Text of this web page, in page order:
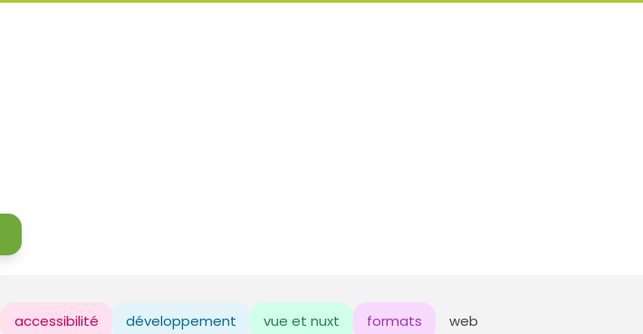
accessibilité développement vue et nuxt formats web